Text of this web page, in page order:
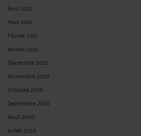
Avril 2011
Mars 2011
Février 2011
Janvier 2011
Décembre 2010
Novembre 2010
Octobre 2010
Septembre 2010
Août 2010
Juillet 2010